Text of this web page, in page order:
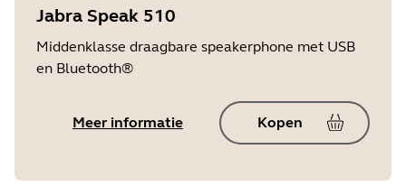
Jabra Speak 510
Middenklasse draagbare speakerphone met USB
en Bluetooth®
Meer informatie Kopen